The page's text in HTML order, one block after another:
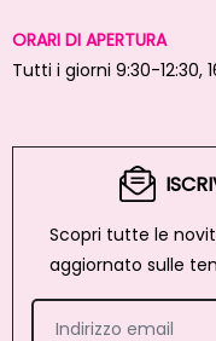
ORARI DI APERTURA
Tutti i giorni 9:30-12:30,
Scopri tutte le
aggiornato sulle